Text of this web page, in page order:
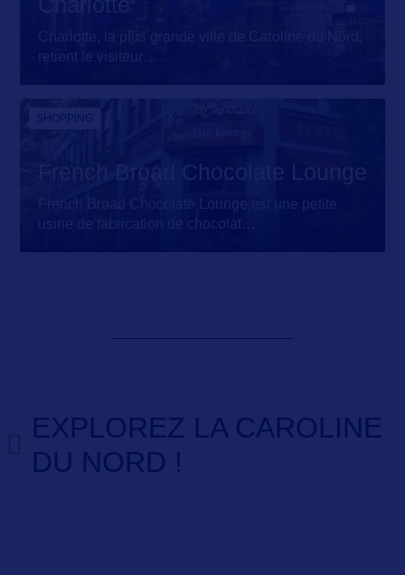
Charlotte, la plus grande ville de Caroline du Nord,
retient le visiteur
SHOPPING
French Broad Chocolate Lounge
French Broad Chocolate Lounge est une petite
usine de fabrication de chocolat
EXPLOREZ LA CAROLINE
DU NORD !